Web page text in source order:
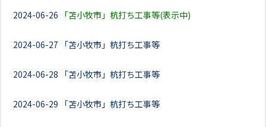
2024-06-26 「苫小牧市」杭打ち工事等(表示中)
2024-06-27 「苫小牧市」杭打ち工事等
2024-06-28 「苫小牧市」杭打ち工事等
2024-06-29 「苫小牧市」杭打ち工事等